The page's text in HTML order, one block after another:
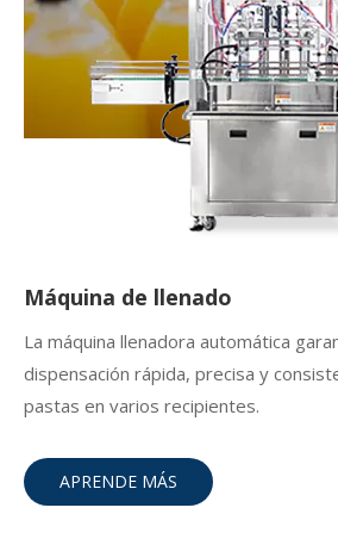
Máquina de llenado
La máquina llenadora automática
dispensación rápida, precisa y
pastas en varios recipientes.
APRENDE MÁS